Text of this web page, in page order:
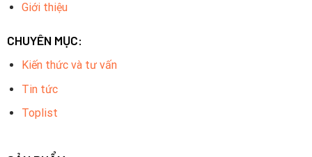
Giới thiệu
CHUYÊN MỤC:
Kiến thức và tư vấn
Tin tức
Toplist